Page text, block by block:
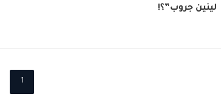
لينين جروب”؟!
1